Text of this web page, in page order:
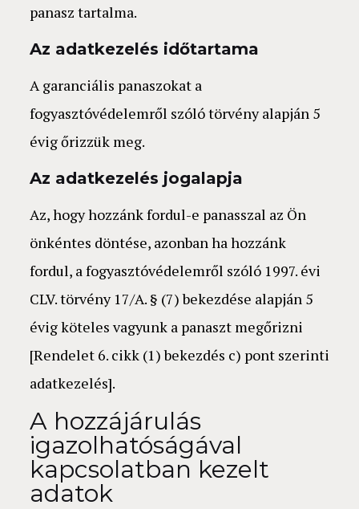
panasz tartalma.
Az adatkezelés időtartama
A garanciális panaszokat a
fogyasztóvédelemről szóló törvény alapján 5
évig őrizzük meg.
Az adatkezelés jogalapja
Az, hogy hozzánk fordul-e panasszal az Ön
önkéntes döntése, azonban ha hozzánk
fordul, a fogyasztóvédelemről szóló 1997. évi
CLV. törvény 17/A. § (7) bekezdése alapján 5
évig köteles vagyunk a panaszt megőrizni
[Rendelet 6. cikk (1) bekezdés c) pont szerinti
adatkezelés].
A hozzájárulás
igazolhatóságával
kapcsolatban kezelt
adatok